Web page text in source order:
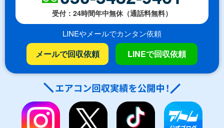
受付：24時間年中無休（通話料無料）
LINEやメールでカンタン依頼
メールで回収依頼 LINEで回収依頼